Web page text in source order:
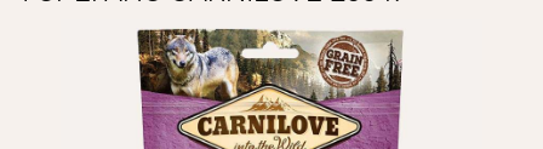
ВІД СПЕКИ
ВЛАСНЕ ВИРОБНИЦТВО
НОВИНКИ